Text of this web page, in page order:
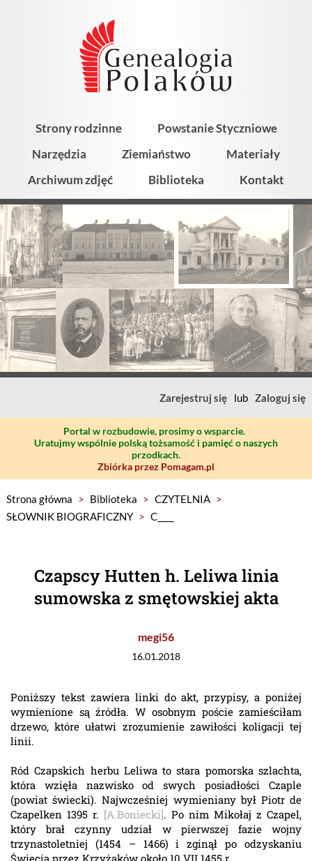
Strony rodzinne
Powstanie Styczniowe
Narzędzia
Ziemiaństwo
Materiały
Archiwum zdjęć
Biblioteka Kontakt
Zarejestruj się lub Zaloguj się
Portal w rozbudowie, prosimy o wsparcie.
Uratujmy wspólnie polską tożsamość i pamięć o naszych
przodkach.
Zbiórka przez Pomagam.pl
Strona główna > Biblioteka > CZYTELNIA >
SŁOWNIK BIOGRAFICZNY > C____
Czapscy Hutten h. Leliwa linia
sumowska z smętowskiej akta
megi56
16.01.2018
Poniższy tekst zawiera linki do akt, przypisy, a poniżej
wymienione są źródła. W osobnym poście zamieściłam
drzewo, które ułatwi zrozumienie zawiłości koligacji tej
linii.
Ród Czapskich herbu Leliwa to stara pomorska szlachta,
która wzięła nazwisko od swych posiadłości Czaple
(powiat świecki). Najwcześniej wymieniany był Piotr de
Czapelken 1395 r. [A.Boniecki]. Po nim Mikołaj z Czapel,
który brał czynny udział w pierwszej fazie wojny
trzynastoletniej (1454 – 1466) i zginął po odzyskaniu
Świecia przez Krzyżaków około 10 VII 1455 r.